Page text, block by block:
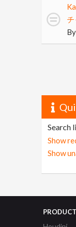
Search
Show
Show